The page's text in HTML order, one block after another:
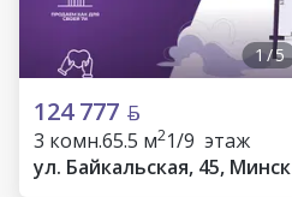
1/5
124 777
3 комн.65.5 м21/9 этаж
ул. Байкальская, 45, Минск